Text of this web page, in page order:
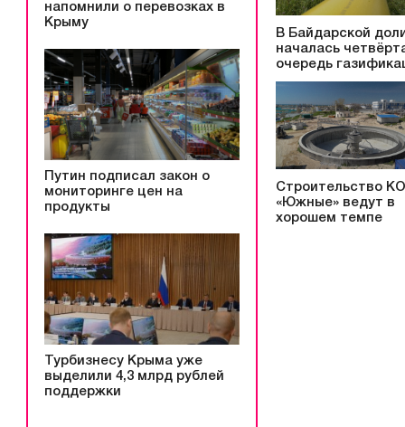
напомнили о перевозках в
Крыму
Путин подписал закон о
мониторинге цен на
продукты
Турбизнесу Крыма уже
выделили 4,3 млрд рублей
поддержки
В Байдарской
началась
очередь
Строительство
«Южные» ведут в
хорошем темпе